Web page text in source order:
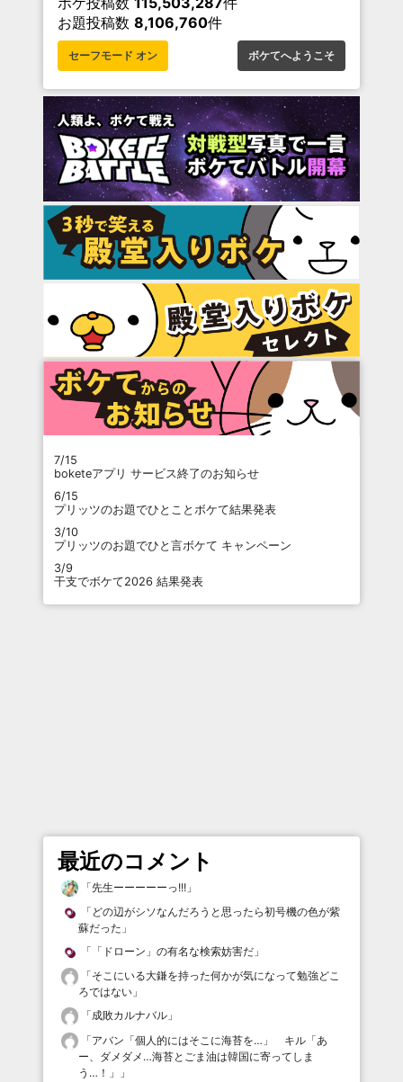
お題投稿数 8,106,760件
セーフモード オン ボケてへようこそ
7/15
boketeアプリ サービス終了のお知らせ
6/15
プリッツのお題でひとことボケて結果発表
3/10
プリッツのお題でひと言ボケて キャンペーン
3/9
干支でボケて2026 結果発表
最近のコメント
「先生ーーーーーっ!!! 」
「 どの辺がシソなんだろうと思ったら初号機の色が紫
蘇だった 」
「 「ドローン」の有名な検索妨害だ 」
「そこにいる大鎌を持った何かが気になって勉強どこ
ろではない 」
「成敗カルナバル 」
「アバン「個人的にはそこに海苔を…」 キル「あ
ー、ダメダメ…海苔とごま油は韓国に寄ってしま
う…！」
」